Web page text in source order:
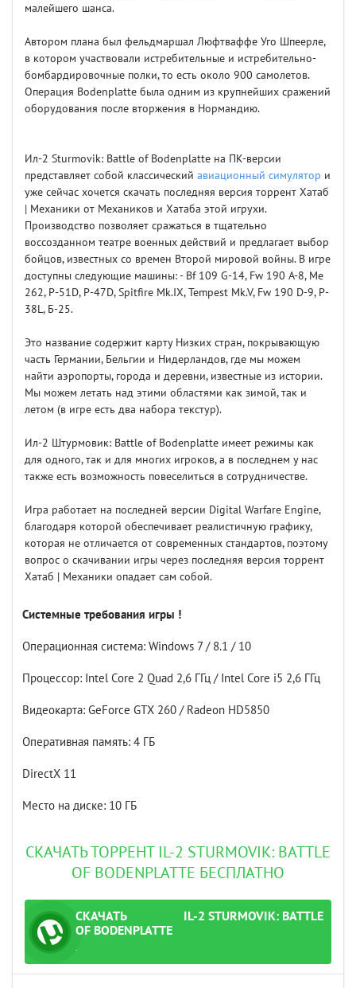
малейшего шанса.
Автором плана был фельдмаршал Люфтваффе Уго Шпеерле,
в котором участвовали истребительные и истребительно-
бомбардировочные полки, то есть около 900 самолетов.
Операция Bodenplatte была одним из крупнейших сражений
оборудования после вторжения в Нормандию.
Ил-2 Sturmovik: Battle of Bodenplatte на ПК-версии
представляет собой классический авиационный симулятор и
уже сейчас хочется скачать последняя версия торрент Хатаб
| Механики от Механиков и Хатаба этой игрухи.
Производство позволяет сражаться в тщательно
воссозданном театре военных действий и предлагает выбор
бойцов, известных со времен Второй мировой войны. В игре
доступны следующие машины: - Bf 109 G-14, Fw 190 A-8, Me
262, P-51D, P-47D, Spitfire Mk.IX, Tempest Mk.V, Fw 190 D-9, P-
38L, Б-25.
Это название содержит карту Низких стран, покрывающую
часть Германии, Бельгии и Нидерландов, где мы можем
найти аэропорты, города и деревни, известные из истории.
Мы можем летать над этими областями как зимой, так и
летом (в игре есть два набора текстур).
Ил-2 Штурмовик: Battle of Bodenplatte имеет режимы как
для одного, так и для многих игроков, а в последнем у нас
также есть возможность повеселиться в сотрудничестве.
Игра работает на последней версии Digital Warfare Engine,
благодаря которой обеспечивает реалистичную графику,
которая не отличается от современных стандартов, поэтому
вопрос о скачивании игры через последняя версия торрент
Хатаб | Механики опадает сам собой.
Системные требования игры !
Операционная система: Windows 7 / 8.1 / 10
Процессор: Intel Core 2 Quad 2,6 ГГц / Intel Core i5 2,6 ГГц
Видеокарта: GeForce GTX 260 / Radeon HD5850
Оперативная память: 4 ГБ
DirectX 11
Место на диске: 10 ГБ
СКАЧАТЬ ТОРРЕНТ IL-2 STURMOVIK: BATTLE
OF BODENPLATTE БЕСПЛАТНО
СКАЧАТЬ
ТОРРЕНТ
IL-2 STURMOVIK: BATTLE
OF BODENPLATTE
.